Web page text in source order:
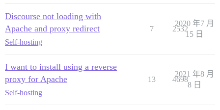
Discourse not loading with
Apache and proxy redirect
Self-hosting
7 2532
2020 年7 月
15 日
I want to install using a reverse
proxy for Apache
Self-hosting
13 4698
2021 年8 月
8 日